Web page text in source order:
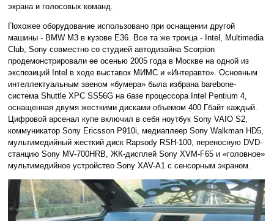
экрана и голосовых команд.
Похожее оборудование использовано при оснащении другой
машины - BMW M3 в кузове E36. Все та же троица - Intel, Multimedia
Club, Sony совместно со студией автодизайна Scorpion
продемонстрировали ее осенью 2005 года в Москве на одной из
экспозиций Intel в ходе выставок МИМС и «Интеравто». Основным
интеллектуальным звеном «бумера» была избрана barebone-
система Shuttle XPC SS56G на базе процессора Intel Pentium 4,
оснащенная двумя жесткими дисками объемом 400 Гбайт каждый.
Цифровой арсенал купе включил в себя ноутбук Sony VAIO S2,
коммуникатор Sony Ericsson P910i, медиаплеер Sony Walkman HD5,
мультимедийный жесткий диск Rapsody RSH-100, переносную DVD-
станцию Sony MV-700HRB, ЖК-дисплей Sony XVM-F65 и «головное»
мультимедийное устройство Sony XAV-A1 с сенсорным экраном.